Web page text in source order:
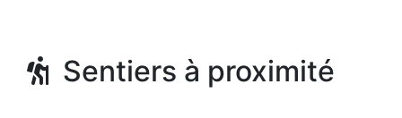
Sentiers à proximité